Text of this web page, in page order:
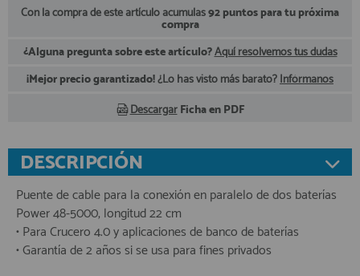
910 51 49 87 Solo para
Whatsapp
info@francobordo.com
Con la compra de este artículo acumulas92 puntos para tu próxima
compra
¿Alguna pregunta sobre este artículo?Aquí resolvemos tus dudas
¡Mejor precio garantizado!¿Lo has visto más barato?Infórmanos
Descargar Ficha en PDF
DESCRIPCIÓN
Puente de cable para la conexión en paralelo de dos baterías
Power 48-5000, longitud 22 cm
• Para Crucero 4.0 y aplicaciones de banco de baterías
• Garantía de 2 años si se usa para fines privados